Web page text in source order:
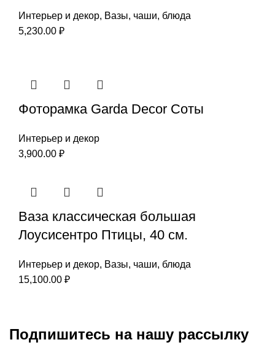
Интерьер и декор, Вазы, чаши, блюда
5,230.00 ₽
Фоторамка Garda Decor Соты
Интерьер и декор
3,900.00 ₽
Ваза классическая большая
Лоусисентро Птицы, 40 см.
Интерьер и декор, Вазы, чаши, блюда
15,100.00 ₽
Подпишитесь на нашу рассылку